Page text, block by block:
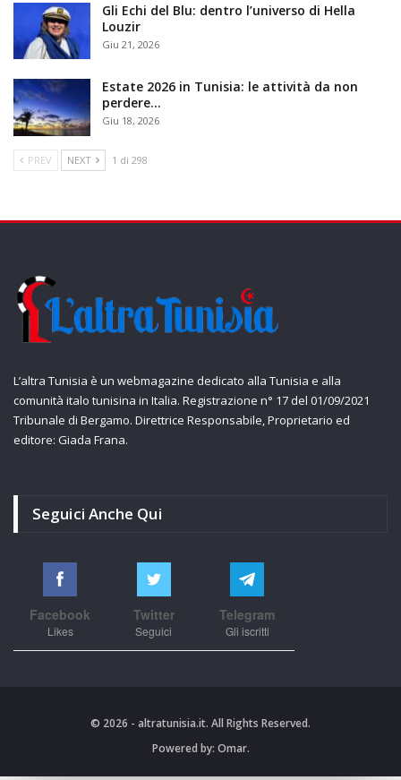
Gli Echi del Blu: dentro l’universo di Hella
Louzir
Giu 21, 2026
Estate 2026 in Tunisia: le attività da non
perdere…
Giu 18, 2026
PREV NEXT 1 di 298
L’altra Tunisia è un webmagazine dedicato alla Tunisia e alla
comunità italo tunisina in Italia. Registrazione n° 17 del 01/09/2021
Tribunale di Bergamo. Direttrice Responsabile, Proprietario ed
editore: Giada Frana.
Seguici Anche Qui
Facebook
Likes
Twitter
Seguici
Telegram
Gli iscritti
© 2026 - altratunisia.it. All Rights Reserved.
Powered by: Omar.